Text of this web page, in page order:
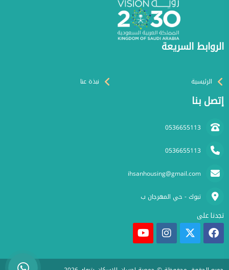
الروابط السريعة
الرئيسية نبذة عنا
إتصل بنا
0536655113
0536655113
ihsanhousing@gmail.com
تبوك - حي المهرجان ب
تجدنا على